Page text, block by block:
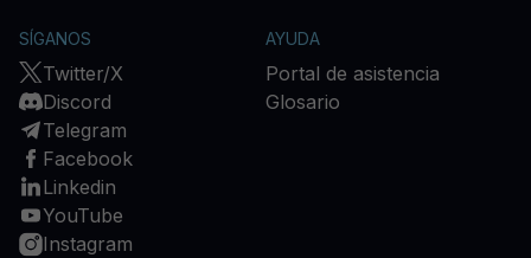
SÍGANOS
Twitter/X
Discord
Telegram
Facebook
Linkedin
YouTube
Instagram
AYUDA
Portal de asistencia
Glosario